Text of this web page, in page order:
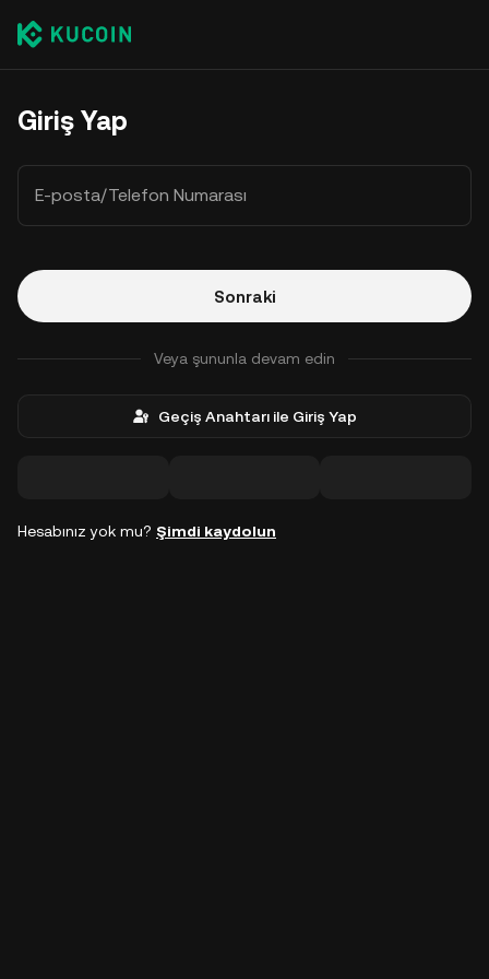
Giriş Yap
E-posta/Telefon Numarası
Sonraki
Veya şununla devam edin
Geçiş Anahtarı ile Giriş Yap
Hesabınız yok mu? Şimdi kaydolun